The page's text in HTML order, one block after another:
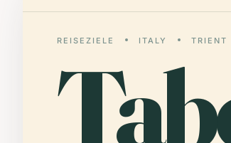
REISEZIELE ITALY TRIENT